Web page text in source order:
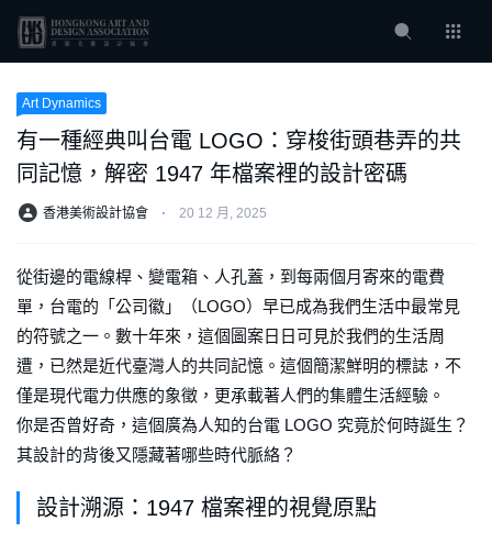
Art Dynamics
有一種經典叫台電 LOGO：穿梭街頭巷弄的共
同記憶，解密 1947 年檔案裡的設計密碼
香港美術設計協會 ⋅ 20 12 月, 2025
從街邊的電線桿、變電箱、人孔蓋，到每兩個月寄來的電費
單，台電的「公司徽」（LOGO）早已成為我們生活中最常見
的符號之一。數十年來，這個圖案日日可見於我們的生活周
遭，已然是近代臺灣人的共同記憶。這個簡潔鮮明的標誌，不
僅是現代電力供應的象徵，更承載著人們的集體生活經驗。
你是否曾好奇，這個廣為人知的台電 LOGO 究竟於何時誕生？
其設計的背後又隱藏著哪些時代脈絡？
設計溯源：1947 檔案裡的視覺原點